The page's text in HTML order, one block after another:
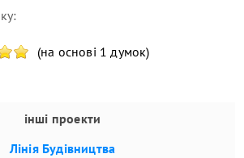
(на основі 1 думок)
інші проекти
Лінія Будівництва